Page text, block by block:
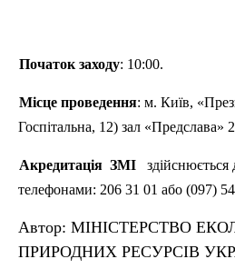
Початок заходу: 10:00.
Місце проведення: м. Київ,
Госпітальна, 12) зал «Предслава»
Акредитація ЗМІ здійснюється
телефонами: 206 31 01 або (097) 54
Автор: МІНІСТЕРСТВО
ПРИРОДНИХ РЕСУРСІВ